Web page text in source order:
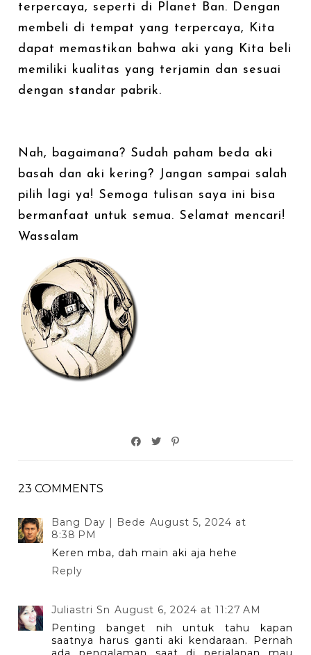
terpercaya, seperti di Planet Ban. Dengan
membeli di tempat yang terpercaya, Kita
dapat memastikan bahwa aki yang Kita beli
memiliki kualitas yang terjamin dan sesuai
dengan standar pabrik.
Nah, bagaimana? Sudah paham beda aki
basah dan aki kering? Jangan sampai salah
pilih lagi ya! Semoga tulisan saya ini bisa
bermanfaat untuk semua. Selamat mencari!
Wassalam
23 COMMENTS
Bang Day | Bede August 5, 2024 at
8:38 PM
Keren mba, dah main aki aja hehe
Reply
Juliastri Sn August 6, 2024 at 11:27 AM
Penting banget nih untuk tahu kapan
saatnya harus ganti aki kendaraan. Pernah